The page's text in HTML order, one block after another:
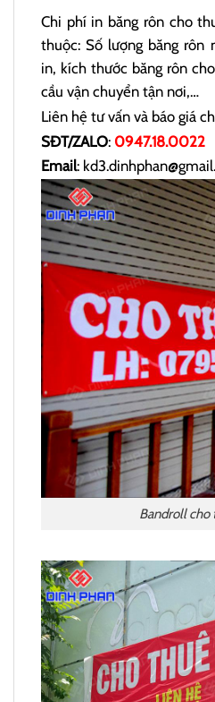
Chi phí in băng rôn cho
thuộc: Số lượng băng rôn
in, kích thước băng rôn
cầu vận chuyển tận nơi,…
Liên hệ tư vấn và báo giá
SĐT/ZALO: 0947.18.0022
Email:
Bandroll cho